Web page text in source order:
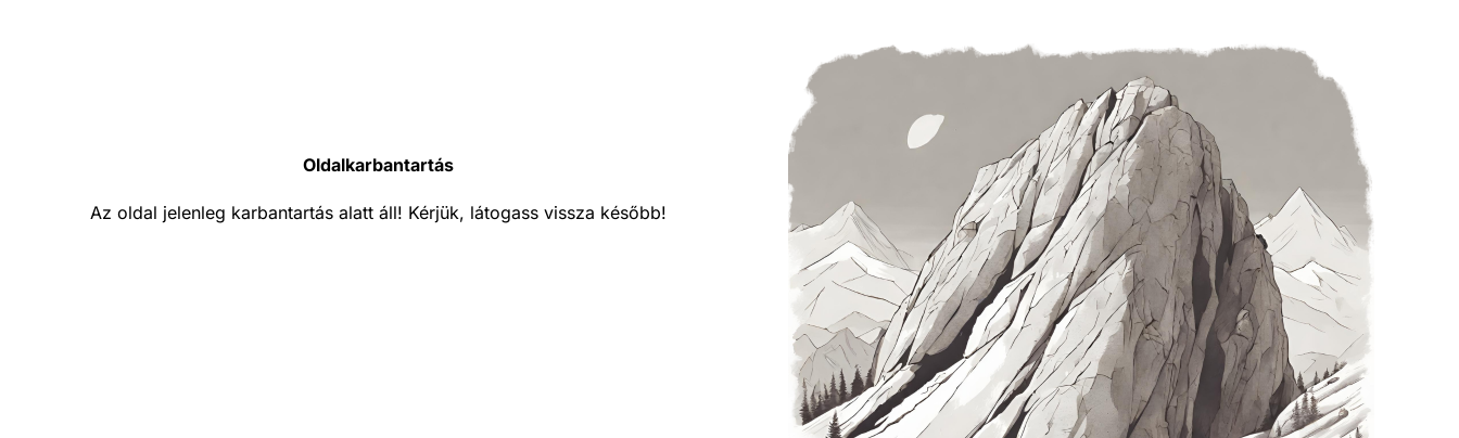
Oldalkarbantartás
Az oldal jelenleg karbantartás alatt áll! Kérjük, látogass vissza később!